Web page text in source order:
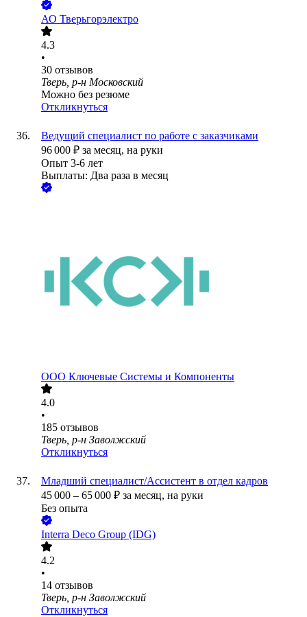
АО Тверьгорэлектро
4.3
•
30 отзывов
Тверь, р-н Московский
Можно без резюме
Откликнуться
Ведущий специалист по работе с заказчиками
96 000 ₽ за месяц, на руки
Опыт 3-6 лет
Выплаты: Два раза в месяц
ООО Ключевые Системы и Компоненты
4.0
•
185 отзывов
Тверь, р-н Заволжский
Откликнуться
Младший специалист/Ассистент в отдел кадров
45 000 – 65 000 ₽ за месяц, на руки
Без опыта
Interra Deco Group (IDG)
4.2
•
14 отзывов
Тверь, р-н Заволжский
Откликнуться